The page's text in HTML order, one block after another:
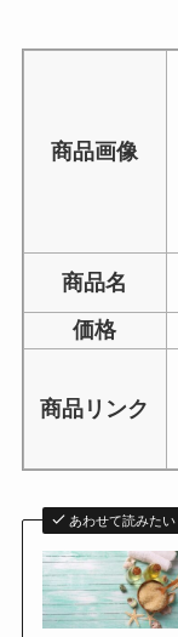
商品画像
商品名
価格
商品リンク
あわせて読みたい